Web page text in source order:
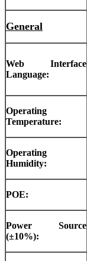
General
Web Interface
Language:
Operating
Temperature:
Operating
Humidity:
POE:
Power Source
(±10%):